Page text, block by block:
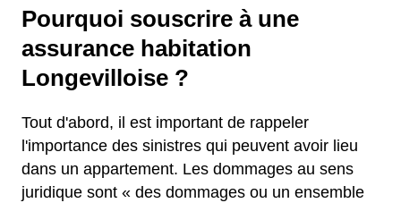
Pourquoi souscrire à une
assurance habitation
Longevilloise ?
Tout d'abord, il est important de rappeler
l'importance des sinistres qui peuvent avoir lieu
dans un appartement. Les dommages au sens
juridique sont « des dommages ou un ensemble